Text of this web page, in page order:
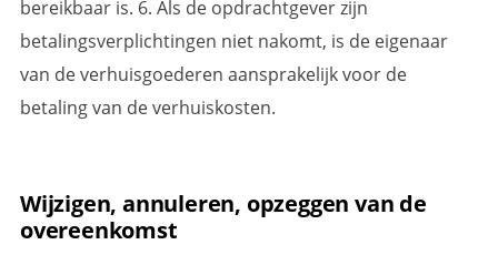
bereikbaar is. 6. Als de opdrachtgever zijn
betalingsverplichtingen niet nakomt, is de eigenaar
van de verhuisgoederen aansprakelijk voor de
betaling van de verhuiskosten.
Wijzigen, annuleren, opzeggen van de
overeenkomst